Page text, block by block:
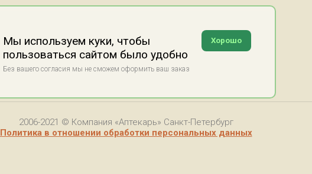
2006-2021 © Компания «Аптекарь» Санкт-Петербург
Политика в отношении обработки персональных данных
Хорошо
Мы используем куки, чтобы
пользоваться сайтом было удобно
Без вашего согласия мы не сможем оформить ваш заказ